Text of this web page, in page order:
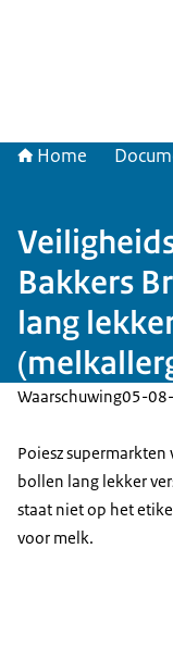
Home
Bakkers
lang
Waarschuwing05-
Poiesz
bollen lang lekker
staat niet op het
voor melk.